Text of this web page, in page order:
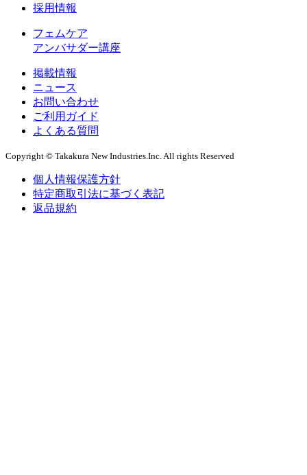
採用情報
フェムケア
アンバサダー講座
掲載情報
ニュース
お問い合わせ
ご利用ガイド
よくある質問
Copyright © Takakura New Industries.Inc. All rights Reserved
個人情報保護方針
特定商取引法に基づく表記
返品規約